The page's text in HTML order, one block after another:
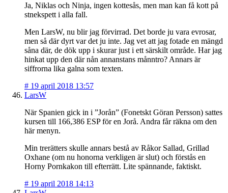
Ja, Niklas och Ninja, ingen kottesås, men man kan få kott på
stnekspett i alla fall.
Men LarsW, nu blir jag förvirrad. Det borde ju vara evrosar,
men så där dyrt var det ju inte. Jag vet att jag fotade en mängd
såna där, de dök upp i skurar just i ett särskilt område. Har jag
hinkat upp den där nån annanstans månntro? Annars är
siffrorna lika galna som texten.
# 19 april 2018 13:57
LarsW
När Spanien gick in i ”Jorån” (Fonetskt Göran Persson) sattes
kursen till 166,386 ESP för en Jorå. Andra får räkna om den
här menyn.
Min trerätters skulle annars bestå av Råkor Sallad, Grillad
Oxhane (om nu honorna verkligen är slut) och förstås en
Horny Pornkakon till efterrätt. Lite spännande, faktiskt.
# 19 april 2018 14:13